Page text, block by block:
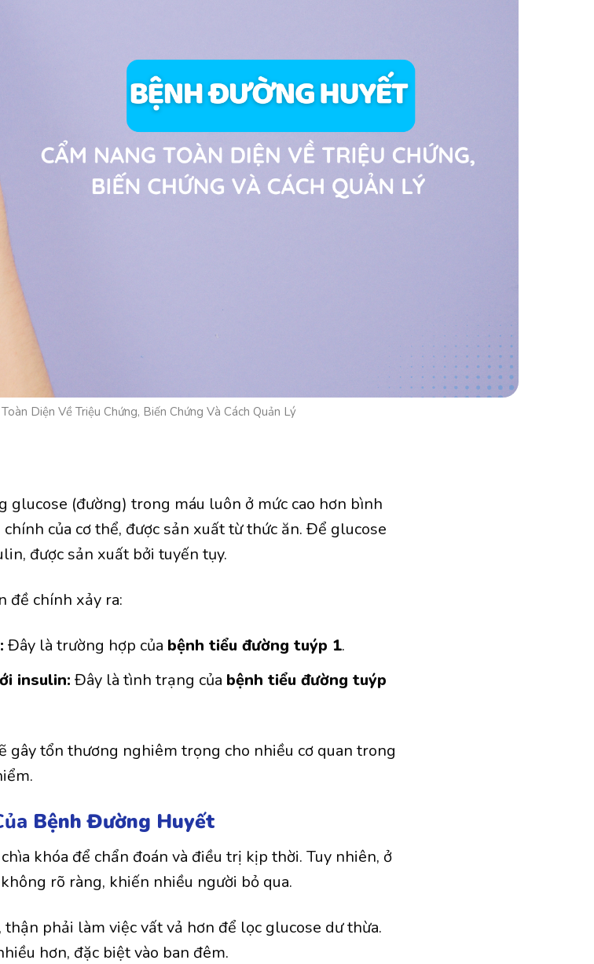
Diện Về Triệu Chứng, Biến Chứng Và Cách Quản Lý
glucose (đường) trong máu luôn ở mức cao hơn bình
của cơ thể, được sản xuất từ thức ăn. Để glucose
được sản xuất bởi tuyến tụy.
đề chính xảy ra:
Đây là trường hợp của bệnh tiểu đường tuýp 1.
insulin: Đây là tình trạng của bệnh tiểu đường tuýp
gây tổn thương nghiêm trọng cho nhiều cơ quan trong
Bệnh Đường Huyết
khóa để chẩn đoán và điều trị kịp thời. Tuy nhiên, ở
rõ ràng, khiến nhiều người bỏ qua.
thận phải làm việc vất vả hơn để lọc glucose dư thừa.
hơn, đặc biệt vào ban đêm.